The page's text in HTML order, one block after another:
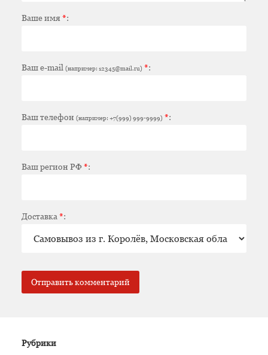
Ваше имя*:
Ваш e-mail (например: 12345@mail.ru) *:
Ваш телефон (например: +7(999) 999-9999) *:
Ваш регион РФ*:
Доставка *:
Рубрики